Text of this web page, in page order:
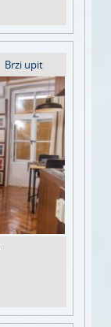
Brzi upit